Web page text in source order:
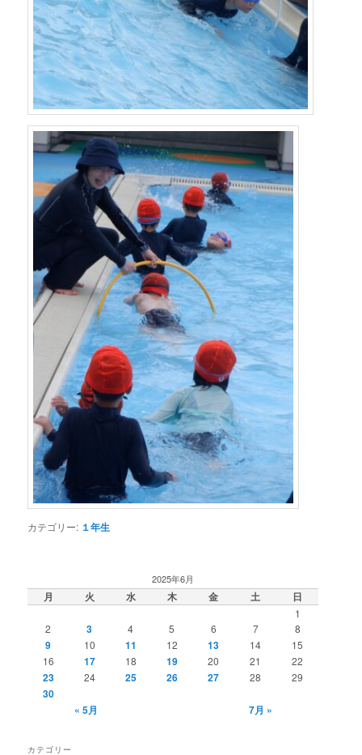
カテゴリー: １年生
2025年6月
月 火 水 木 金 土 日
1
2
3 4 5 6 7 8
9 10 11 12 13 14
15
16
17 18 19 20 21 22
23 24 25 26 27 28 29
30
« 5月
7月 »
カテゴリー